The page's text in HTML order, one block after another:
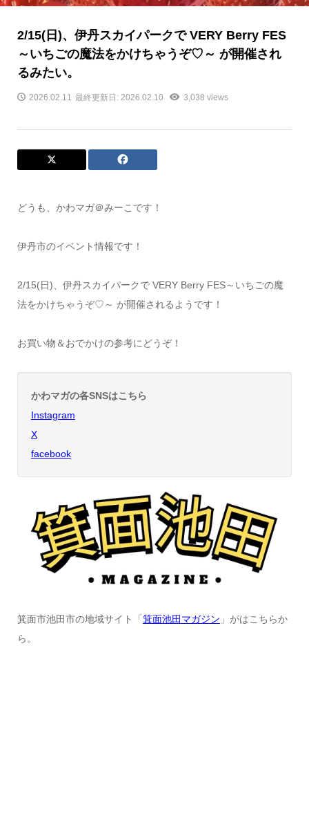
2/15(日)、伊丹スカイパークで VERY Berry FES
～いちごの魔法をかけちゃうぞ♡～ が開催され
るみたい。
2026.02.11 最終更新日: 2026.02.10 3,038 views
どうも、かわマガ＠みーこです！
伊丹市のイベント情報です！
2/15(日)、伊丹スカイパークで VERY Berry FES～いちごの魔
法をかけちゃうぞ♡～ が開催されるようです！
お買い物＆おでかけの参考にどうぞ！
かわマガの各SNSはこちら
Instagram
X
facebook
箕面市池田市の地域サイト「 箕面池田マガジン 」がはこちらか
ら。